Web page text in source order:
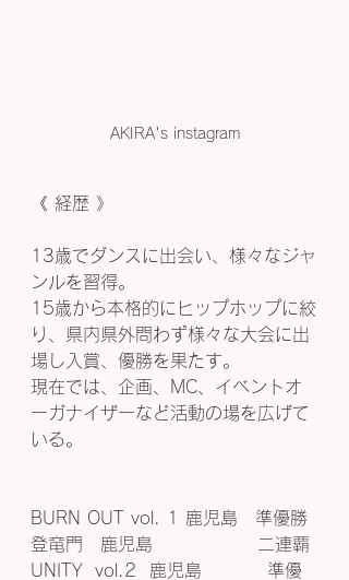
AKIRA's instagram
《 経歴 》
13歳でダンスに出会い、様々なジャ
ンルを習得。
15歳から本格的にヒップホップに絞
り、県内県外問わず様々な大会に出
場し入賞、優勝を果たす。
現在では、企画、MC、イベントオ
ーガナイザーなど活動の場を広げて
いる。
BURN OUT vol. 1 鹿児島　準優勝
登竜門　鹿児島　　　　　　二連覇
UNITY  vol.2  鹿児島          準優